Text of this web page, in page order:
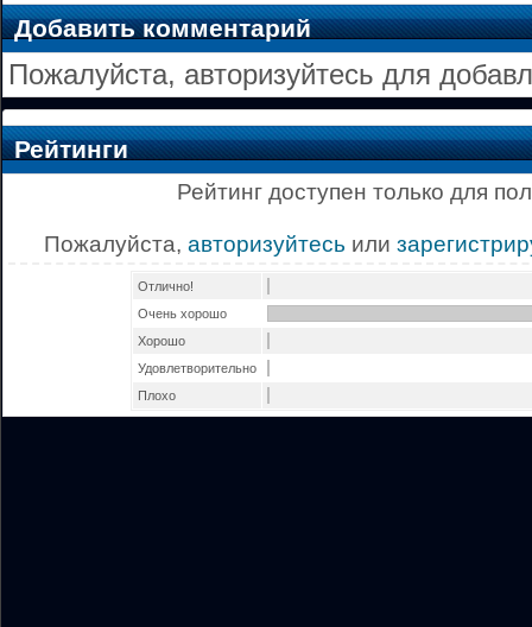
Добавить комментарий
Пожалуйста, авторизуйтесь для
Рейтинги
Рейтинг доступен только для
Пожалуйста, авторизуйтесь или
Отлично!
Очень хорошо
Хорошо
Удовлетворительно
Плохо